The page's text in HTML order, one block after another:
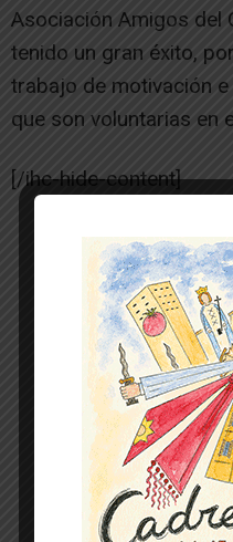
Asociación Amigos del
tenido un gran éxito,
trabajo de motivación
que son voluntarias en
[/ihc-hide-content]